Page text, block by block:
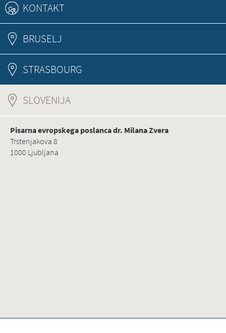
KONTAKT
BRUSELJ
STRASBOURG
SLOVENIJA
Pisarna evropskega poslanca dr. Milana Zvera
Trstenjakova 8
1000 Ljubljana